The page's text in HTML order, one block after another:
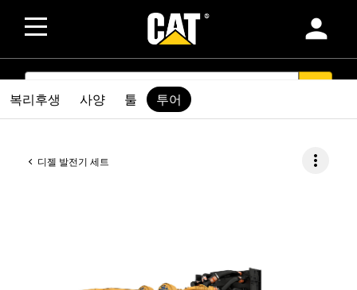
person
SEARCH
디젤 발전기 세트 more_vert
복리후생 사양 툴 투어